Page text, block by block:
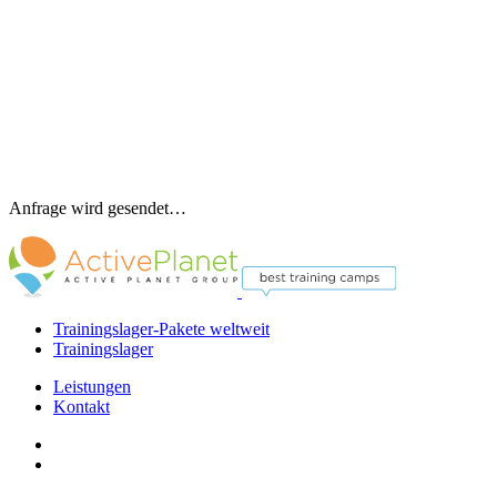
Anfrage wird gesendet…
Trainingslager-Pakete weltweit
Trainingslager
Leistungen
Kontakt